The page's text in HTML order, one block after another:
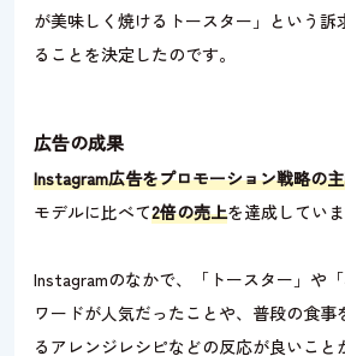
が美味しく焼けるトースター」という訴
ることを決定したのです。
広告の成果
Instagram広告をプロモーション戦略の
モデルに比べて2倍の売上を達成していま
Instagramのなかで、「トースター」や
ワードが人気だったことや、普段の食事
るアレンジレシピなどの反応が良いこと